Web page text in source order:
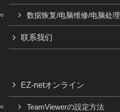
数据恢复/电脑维修/电脑处理
联系我们
EZ-netオンライン
TeamViewerの設定方法